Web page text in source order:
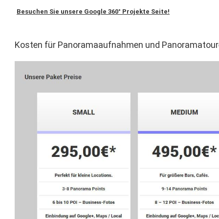
Besuchen Sie unsere Google 360° Projekte Seite!
Kosten für Panoramaaufnahmen und